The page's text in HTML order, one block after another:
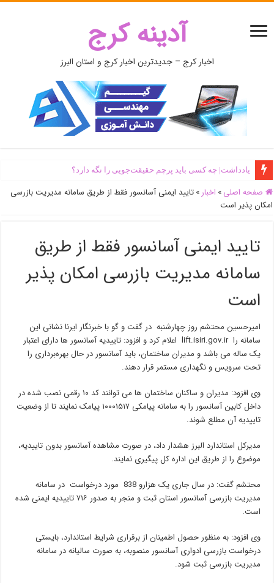
آدینه کرج
اخبار کرج – جدیدترین اخبار کرج و استان البرز
یادداشت| ‌چه کسی باید پرچم حقیقت‌جویی را نگه دارد؟
صفحه اصلی » اخبار » تایید ایمنی آسانسور فقط از طریق سامانه مدیریت بازرسی
امکان پذیر است
تایید ایمنی آسانسور فقط از طریق
سامانه مدیریت بازرسی امکان پذیر
است
امیرحسین محتشم روز چهارشنبه در گفت و گو با خبرنگار ایرنا نشانی این
سامانه را lift.isiri.gov.ir اعلام کرد و افزود: تاییدیه آسانسور ها دارای اعتبار
یک ساله می باشد و مدیران ساختمان‌، باید آسانسور در حال بهره‌برداری را
تحت سرویس و نگهداری مستمر قرار دهند.
وی افزود: مدیران و ساکنان ساختمان ها می توانند کد ۱۰ رقمی نصب شده در
داخل کابین آسانسور را به سامانه پیامکی ۱۰۰۰۱۵۱۷ پیامک نمایند تا از وضعیت
تاییدیه آن مطلع شوند.
مدیرکل استاندارد البرز هشدار داد، در صورت مشاهده آسانسور بدون تاییدیه،
موضوع را از طریق این اداره کل پیگیری نمایند.
محتشم گفت: در سال جاری یک هزارو 838 مورد درخواست در سامانه
مدیریت بازرسی آسانسور استان ثبت و منجر به صدور ۷۱۶ تاییدیه ایمنی شده
است.
وی افزود: به منظور حصول اطمینان از برقراری شرایط استاندارد، بایستی
درخواست بازرسی ادواری آسانسور منصوبه، به صورت سالیانه در سامانه
مدیریت بازرسی ثبت شود.